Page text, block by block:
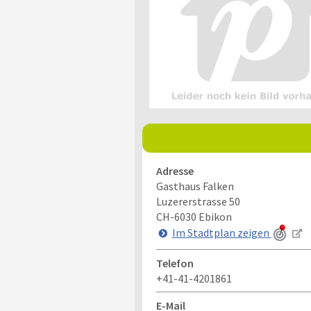
Adresse
Gasthaus Falken
Luzererstrasse 50
CH-6030 Ebikon
Im Stadtplan zeigen
Telefon
+41-41-4201861
E-Mail